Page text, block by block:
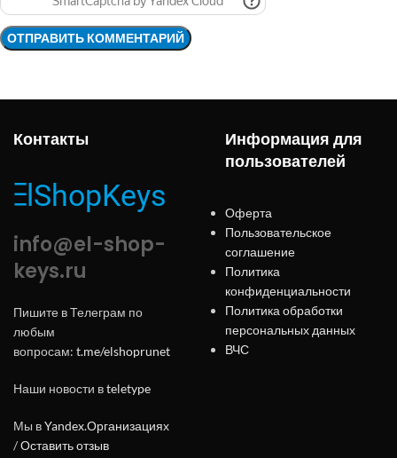
Контакты
info@el-shop-
keys.ru
Пишите в Телеграм по
любым
вопросам: t.me/elshoprunet
Наши новости вteletype
Мы вYandex.Организациях
/Оставить отзыв
Информация для
пользователей
Оферта
Пользовательское
соглашение
Политика
конфиденциальности
Политика обработки
персональных данных
ВЧС